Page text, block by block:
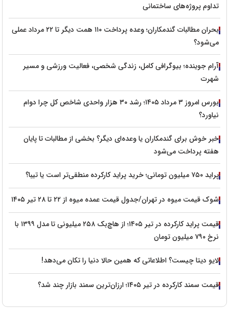
تداوم پروژه‌های ساختمانی
بحران مطالبات گندمکاران؛ وعده پرداخت ۱۱۰ همت دیگر تا ۲۲ مرداد عملی
می‌شود؟
آرام جوینده؛ بیوگرافی کامل، زندگی شخصی، فعالیت ورزشی و مسیر
شهرت
بورس امروز ۳ مرداد ۱۴۰۵؛ رشد ۳۰ هزار واحدی شاخص کل چرا دوام
نیاورد؟
خبر خوش برای گندمکاران یا وعده‌ای دیگر؟ بخشی از مطالبات تا پایان
هفته پرداخت می‌شود
پراید ۷۵۰ میلیون تومانی؛ خرید پراید کارکرده منطقی‌تر است یا تیبا؟
شوک قیمت میوه در تهران/جدول قیمت عمده میوه از ۲۲ تا ۲۸ تیر ۱۴۰۵
قیمت پراید کارکرده در تیر ۱۴۰۵؛ از هاچ‌بک ۲۵۸ میلیونی تا مدل ۱۳۹۹ با
نرخ ۷۹۰ میلیون تومان
لایو دیتا چیست؟ اطلاعاتی که همین حالا دنیا را تکان می‌دهد!
قیمت سمند کارکرده در تیر ۱۴۰۵؛ ارزان‌ترین سمند بازار چند شد؟